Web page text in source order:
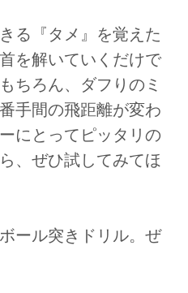
る『タメ』を覚えた
を解いていくだけで
ちろん、ダフりのミ
手間の飛距離が変わ
にとってピッタリの
、ぜひ試してみてほ
ール突きドリル。ぜ